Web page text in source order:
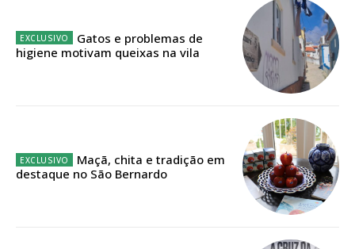
Edição em papel entregue à Quinta-feira em sua
Ofertas para assinatura anual
Gatos e problemas de
higiene motivam queixas na vila
Maçã, chita e tradição em
destaque no São Bernardo